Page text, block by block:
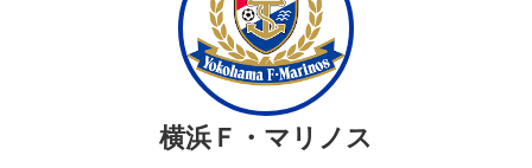
横浜Ｆ・マリノス